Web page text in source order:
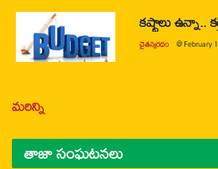
కష్టాలు ఉన్నా..
చైతన్యరధం @February
మరిన్ని
తాజా సంఘటనలు